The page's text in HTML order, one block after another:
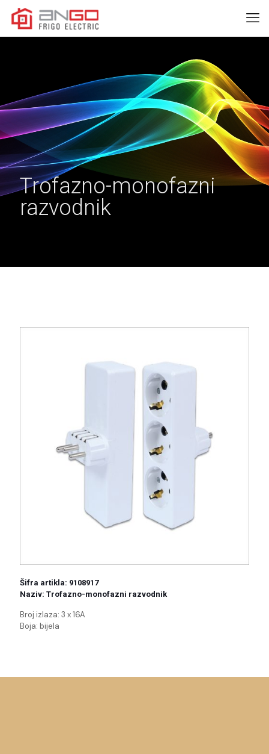
Trofazno-monofazni
razvodnik
Šifra artikla: 9108917
Naziv: Trofazno-monofazni razvodnik
Broj izlaza: 3 x 16A
Boja: bijela